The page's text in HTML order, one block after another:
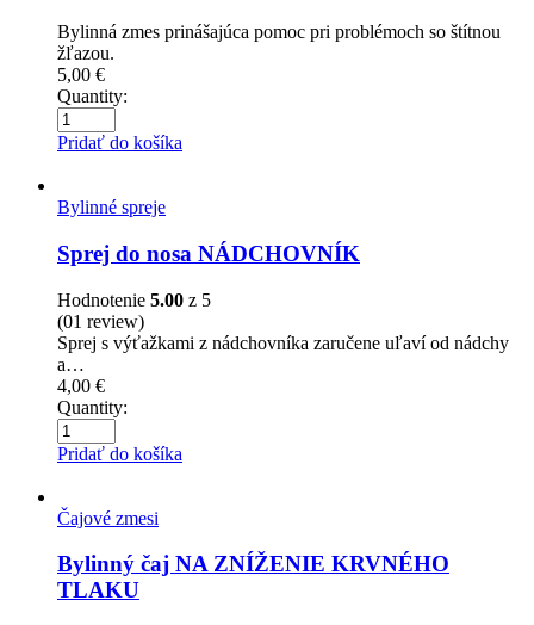
Bylinná zmes prinášajúca pomoc pri problémoch so štítnou
žľazou.
5,00 €
Quantity:
Pridať do košíka
Bylinné spreje
Sprej do nosa NÁDCHOVNÍK
Hodnotenie 5.00 z 5
(01 review)
Sprej s výťažkami z nádchovníka zaručene uľaví od nádchy
a…
4,00 €
Quantity:
Pridať do košíka
Čajové zmesi
Bylinný čaj NA ZNÍŽENIE KRVNÉHO
TLAKU